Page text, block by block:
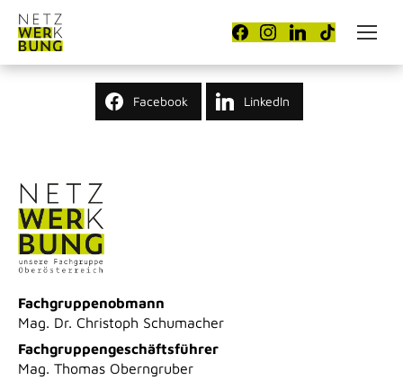
Facebook LinkedIn
Fachgruppenobmann
Mag. Dr. Christoph Schumacher
Fachgruppengeschäftsführer
Mag. Thomas Oberngruber